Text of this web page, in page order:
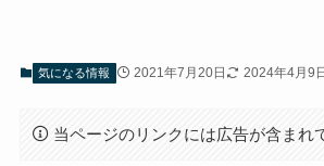
気になる情報 2021年7月20日 2024年4月9日
当ページのリンクには広告が含まれ